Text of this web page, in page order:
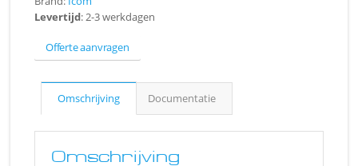
Levertijd: 2-3 werkdagen
Offerte aanvragen
Omschrijving Documentatie
Omschrijving